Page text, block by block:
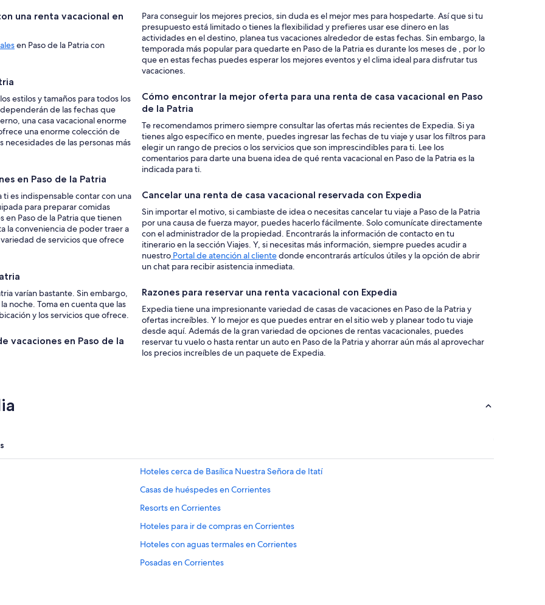
una renta vacacional en
en Paso de la Patria con
estilos y tamaños para todos los
de las fechas que
una casa vacacional enorme
una enorme colección de
necesidades de las personas más
en Paso de la Patria
ti es indispensable contar con una
para preparar comidas
en Paso de la Patria que tienen
la conveniencia de poder traer a
de servicios que ofrece
varían bastante. Sin embargo,
noche. Toma en cuenta que las
y los servicios que ofrece.
vacaciones en Paso de la
Para conseguir los mejores precios, sin duda es el mejor mes para hospedarte. Así que si tu
presupuesto está limitado o tienes la flexibilidad y prefieres usar ese dinero en las
actividades en el destino, planea tus vacaciones alrededor de estas fechas. Sin embargo, la
temporada más popular para quedarte en Paso de la Patria es durante los meses de , por lo
que en estas fechas puedes esperar los mejores eventos y el clima ideal para disfrutar tus
vacaciones.
Cómo encontrar la mejor oferta para una renta de casa vacacional en Paso
de la Patria
Te recomendamos primero siempre consultar las ofertas más recientes de Expedia. Si ya
tienes algo específico en mente, puedes ingresar las fechas de tu viaje y usar los filtros para
elegir un rango de precios o los servicios que son imprescindibles para ti. Lee los
comentarios para darte una buena idea de qué renta vacacional en Paso de la Patria es la
indicada para ti.
Cancelar una renta de casa vacacional reservada con Expedia
Sin importar el motivo, si cambiaste de idea o necesitas cancelar tu viaje a Paso de la Patria
por una causa de fuerza mayor, puedes hacerlo fácilmente. Solo comunícate directamente
con el administrador de la propiedad. Encontrarás la información de contacto en tu
itinerario en la sección Viajes. Y, si necesitas más información, siempre puedes acudir a
nuestro Portal de atención al clientedonde encontrarás artículos útiles y la opción de abrir
un chat para recibir asistencia inmediata.
Razones para reservar una renta vacacional con Expedia
Expedia tiene una impresionante variedad de casas de vacaciones en Paso de la Patria y
ofertas increíbles. Y lo mejor es que puedes entrar en el sitio web y planear todo tu viaje
desde aquí. Además de la gran variedad de opciones de rentas vacacionales, puedes
reservar tu vuelo o hasta rentar un auto en Paso de la Patria y ahorrar aún más al aprovechar
los precios increíbles de un paquete de Expedia.
Hoteles cerca de Basílica Nuestra Señora de Itatí
Casas de huéspedes en Corrientes
Resorts en Corrientes
Hoteles para ir de compras en Corrientes
Hoteles con aguas termales en Corrientes
Posadas en Corrientes